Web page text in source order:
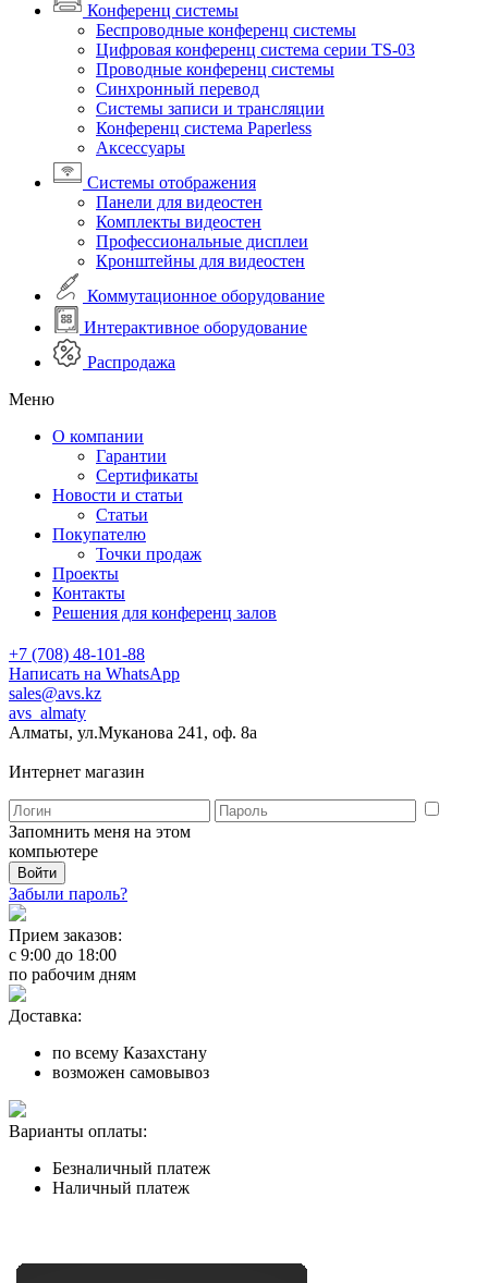
Конференц системы
Беспроводные конференц системы
Цифровая конференц система серии TS-03
Проводные конференц системы
Синхронный перевод
Системы записи и трансляции
Конференц система Paperless
Аксессуары
Системы отображения
Панели для видеостен
Комплекты видеостен
Профессиональные дисплеи
Кронштейны для видеостен
Коммутационное оборудование
Интерактивное оборудование
Распродажа
Меню
О компании
Гарантии
Сертификаты
Новости и статьи
Статьи
Покупателю
Точки продаж
Проекты
Контакты
Решения для конференц залов
+7 (708) 48-101-88
Написать на WhatsApp
sales@avs.kz
avs_almaty
Алматы, ул.Муканова 241, оф. 8а
Интернет магазин
Запомнить меня на этом
компьютере
Забыли пароль?
Прием заказов:
с 9:00 до 18:00
по рабочим дням
Доставка:
по всему Казахстану
возможен самовывоз
Варианты оплаты:
Безналичный платеж
Наличный платеж